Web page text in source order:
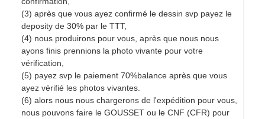
(3) après que vous ayez confirmé le dessin svp payez le
deposity de 30% par le TTT,
(4) nous produirons pour vous, après que nous nous
ayons finis prennions la photo vivante pour votre
vérification,
(5) payez svp le paiement 70%balance après que vous
ayez vérifié les photos vivantes.
(6) alors nous nous chargerons de l'expédition pour vous,
nous pouvons faire le GOUSSET ou le CNF (CFR) pour